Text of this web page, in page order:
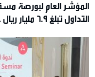
التداول تبلغ